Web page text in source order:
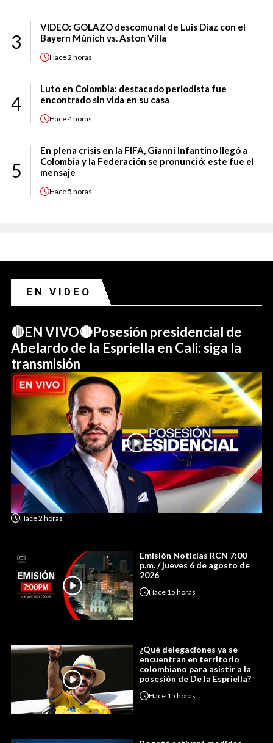
3
VIDEO: GOLAZO descomunal de Luis Díaz con el
Bayern Múnich vs. Aston Villa
Hace2 horas
4
Luto en Colombia: destacado periodista fue
encontrado sin vida en su casa
Hace4 horas
5
En plena crisis en la FIFA, Gianni Infantino llegó a
Colombia y la Federación se pronunció: este fue el
mensaje
Hace5 horas
EN VIDEO
🔴EN VIVO🔴Posesión presidencial de
Abelardo de la Espriella en Cali: siga la
transmisión
Hace2 horas
Emisión Noticias RCN 7:00
p.m. / jueves 6 de agosto de
2026
Hace 15 horas
¿Qué delegaciones ya se
encuentran en territorio
colombiano para asistir a la
posesión de De la Espriella?
Hace 15 horas